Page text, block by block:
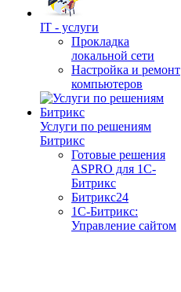
IT - услуги
Прокладка
локальной сети
Настройка и ремонт
компьютеров
Услуги по решениям
Битрикс
Готовые решения
ASPRO для 1С-
Битрикс
Битрикс24
1С-Битрикс:
Управление сайтом